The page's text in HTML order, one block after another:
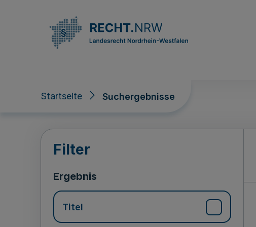
Startseite Suchergebnisse
Suchergebnisse
Filter
Ergebnis
Titel